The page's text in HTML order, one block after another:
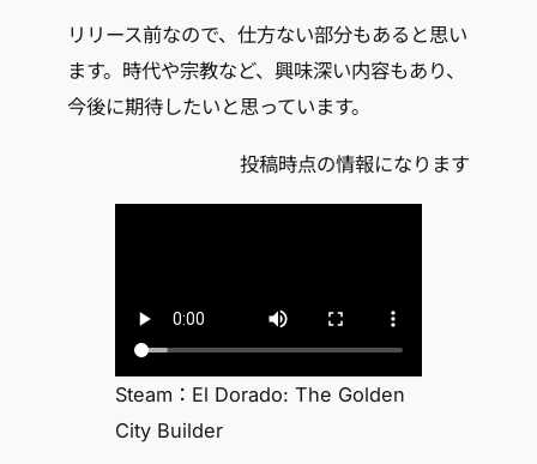
リリース前なので、仕方ない部分もあると思い
ます。時代や宗教など、興味深い内容もあり、
今後に期待したいと思っています。
投稿時点の情報になります
Steam：El Dorado: The Golden
City Builder